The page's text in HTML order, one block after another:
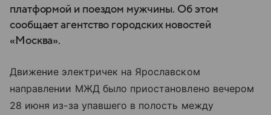
платформой и поездом мужчины. Об этом
сообщает агентство городских новостей
«Москва».
Движение электричек на Ярославском
направлении МЖД было приостановлено вечером
28 июня из-за упавшего в полость между